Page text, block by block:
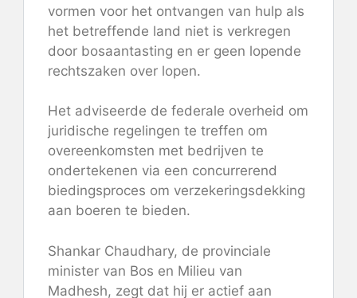
vormen voor het ontvangen van hulp als
het betreffende land niet is verkregen
door bosaantasting en er geen lopende
rechtszaken over lopen.
Het adviseerde de federale overheid om
juridische regelingen te treffen om
overeenkomsten met bedrijven te
ondertekenen via een concurrerend
biedingsproces om verzekeringsdekking
aan boeren te bieden.
Shankar Chaudhary, de provinciale
minister van Bos en Milieu van
Madhesh, zegt dat hij er actief aan